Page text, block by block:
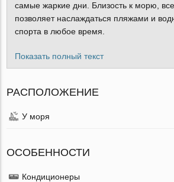
самые жаркие дни. Близость к морю,
позволяет наслаждаться пляжами и
спорта в любое время.
Показать полный текст
РАСПОЛОЖЕНИЕ
У моря
ОСОБЕННОСТИ
Кондиционеры